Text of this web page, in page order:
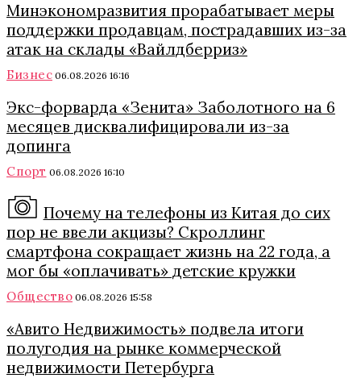
Минэкономразвития прорабатывает меры
поддержки продавцам, пострадавших из-за
атак на склады «Вайлдберриз»
Бизнес 06.08.2026 16:16
Экс-форварда «Зенита» Заболотного на 6
месяцев дисквалифицировали из-за
допинга
Спорт 06.08.2026 16:10
Почему на телефоны из Китая до сих
пор не ввели акцизы? Скроллинг
смартфона сокращает жизнь на 22 года, а
мог бы «оплачивать» детские кружки
Общество 06.08.2026 15:58
«Авито Недвижимость» подвела итоги
полугодия на рынке коммерческой
недвижимости Петербурга